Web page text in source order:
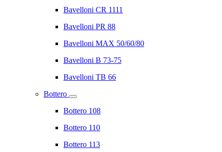
Bavelloni CR 1111
Bavelloni PR 88
Bavelloni MAX 50/60/80
Bavelloni B 73-75
Bavelloni TB 66
Bottero
Bottero 108
Bottero 110
Bottero 113